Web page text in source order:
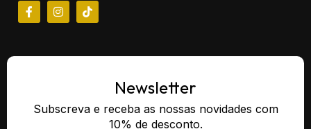
Newsletter
Subscreva e receba as nossas novidades com
10% de desconto.